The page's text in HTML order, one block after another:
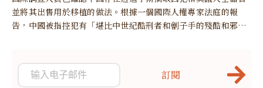
並將其出售用於移植的做法。根據一個國際人權專家法庭的報
告，中國被指控犯有「堪比中世紀酷刑者和劊子手的殘酷和邪惡
訂閱